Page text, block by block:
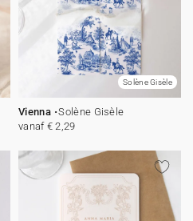
Solène Gisèle
Vienna
Solène Gisèle
vanaf € 2,29